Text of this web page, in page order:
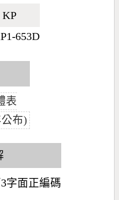
KP🇰🇵
653D
表
公布)
字面正編碼